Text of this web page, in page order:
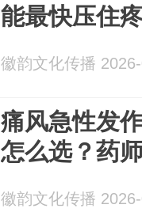
能最快压住
徽韵文化传播
痛风急性发
怎么选？药
徽韵文化传播